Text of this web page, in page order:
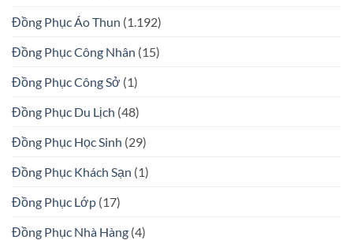
Đồng Phục Áo Thun (1.192)
Đồng Phục Công Nhân (15)
Đồng Phục Công Sở (1)
Đồng Phục Du Lịch (48)
Đồng Phục Học Sinh (29)
Đồng Phục Khách Sạn (1)
Đồng Phục Lớp (17)
Đồng Phục Nhà Hàng (4)